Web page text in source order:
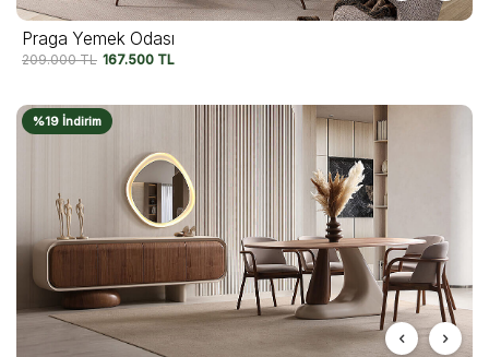
Praga Yemek Odası
209.000TL 167.500 TL
%19 İndirim